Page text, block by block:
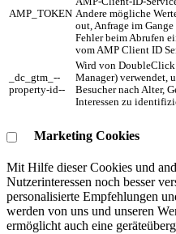
AMP_TOKEN Andere mögliche
out, Anfrage im
Fehler beim Abrufen
vom AMP Client ID
_dc_gtm_--
property-id--
Wird von DoubleClick
Manager) verwendet,
Besucher nach Alter,
Interessen zu
Marketing Cookies
Mit Hilfe dieser Cookies und
Nutzerinteressen noch besser
personalisierte Empfehlungen
werden von uns und unseren
ermöglicht auch eine